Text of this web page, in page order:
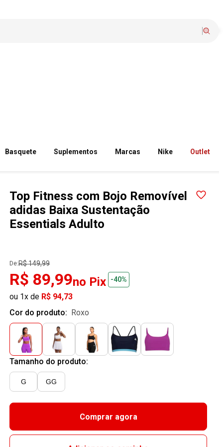
Basquete Suplementos Marcas Nike Outlet
Top Fitness com Bojo Removível
adidas Baixa Sustentação
Essentials Adulto
De:R$ 149,99
R$ 89,99no Pix -40%
ou 1x de R$ 94,73
Cor do produto:
roxo
Tamanho do produto:
G GG
Comprar agora